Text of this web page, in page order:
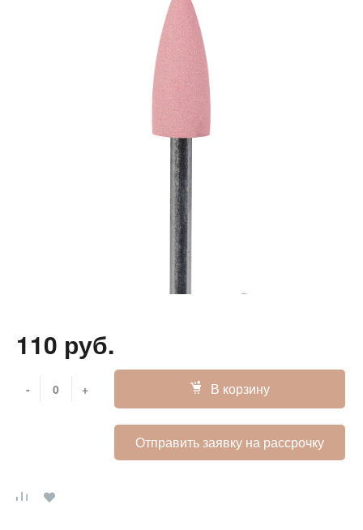
110 руб.
- + В корзину
Отправить заявку на рассрочку